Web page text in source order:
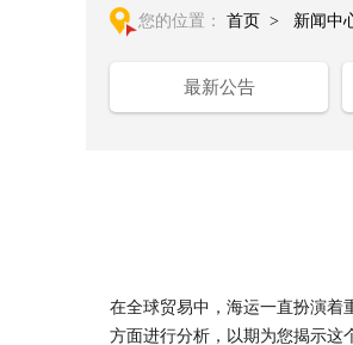
您的位置： 首页 > 新闻中
最新公告
在全球贸易中，海运一直扮演着
方面进行分析，以期为您揭示这